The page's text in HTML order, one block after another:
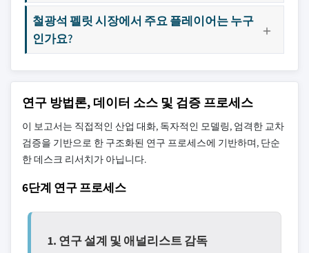
철광석 펠릿 시장에서 주요 플레이어는 누구
인가요?
연구 방법론, 데이터 소스 및 검증 프로세스
이 보고서는 직접적인 산업 대화, 독자적인 모델링, 엄격한 교차
검증을 기반으로 한 구조화된 연구 프로세스에 기반하며, 단순
한 데스크 리서치가 아닙니다.
6단계 연구 프로세스
1. 연구 설계 및 애널리스트 감독